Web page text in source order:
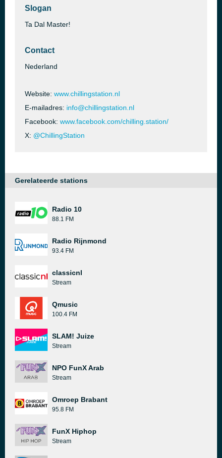
Slogan
Ta Dal Master!
Contact
Nederland
Website: www.chillingstation.nl
E-mailadres: info@chillingstation.nl
Facebook: www.facebook.com/chilling.station/
X: @ChillingStation
Gerelateerde stations
Radio 10
88.1 FM
Radio Rijnmond
93.4 FM
classicnl
Stream
Qmusic
100.4 FM
SLAM! Juize
Stream
NPO FunX Arab
Stream
Omroep Brabant
95.8 FM
FunX Hiphop
Stream